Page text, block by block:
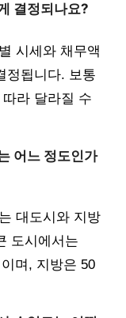
결정되나요?
시세와 채무액
정됩니다. 보통
라 달라질 수
어느 정도인가
대도시와 지방
도시에서는
며, 지방은 50